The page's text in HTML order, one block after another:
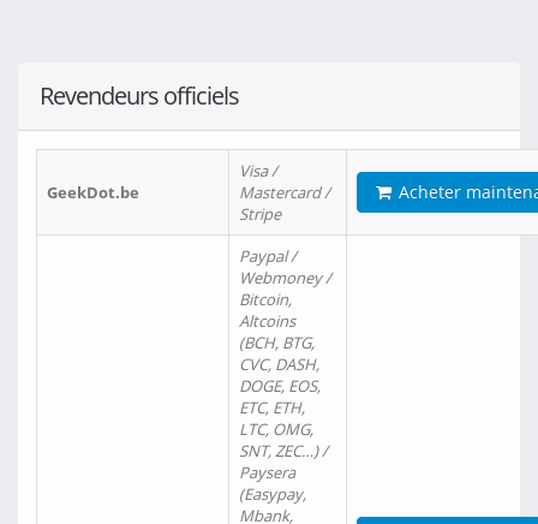
Revendeurs officiels
GeekDot.be
Visa /
Mastercard /
Stripe
Acheter
Paypal /
Webmoney /
Bitcoin,
Altcoins
(BCH, BTG,
CVC, DASH,
DOGE, EOS,
ETC, ETH,
LTC, OMG,
SNT, ZEC…) /
Paysera
(Easypay,
Mbank,